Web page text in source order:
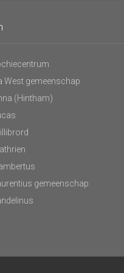
West gemeenschap
(Hintham)
gemeenschap